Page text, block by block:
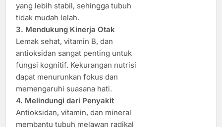
yang lebih stabil, sehingga tubuh
tidak mudah lelah.
3. Mendukung Kinerja Otak
Lemak sehat, vitamin B, dan
antioksidan sangat penting untuk
fungsi kognitif. Kekurangan nutrisi
dapat menurunkan fokus dan
memengaruhi suasana hati.
4. Melindungi dari Penyakit
Antioksidan, vitamin, dan mineral
membantu tubuh melawan radikal